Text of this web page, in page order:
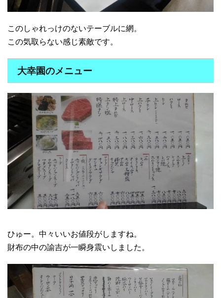
このしゃれっけのないテーブルに網。
この気取らない感じ素敵です。
大幸園のメニュー
ひゅー。中々いいお値段がしますね。
財布の中の諭吉が一瞬身震いしました。